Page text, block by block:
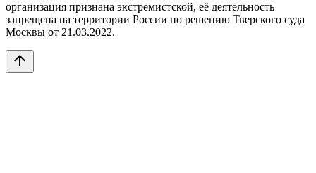
организация признана экстремистской, её деятельность
запрещена на территории России по решению Тверского суда
Москвы от 21.03.2022.
arrow_upward